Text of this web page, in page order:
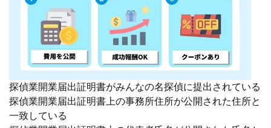
探偵業開業届出証明書がみんなの名探偵に提出されている
探偵業開業届出証明書上の事務所住所が公開された住所と
一致している